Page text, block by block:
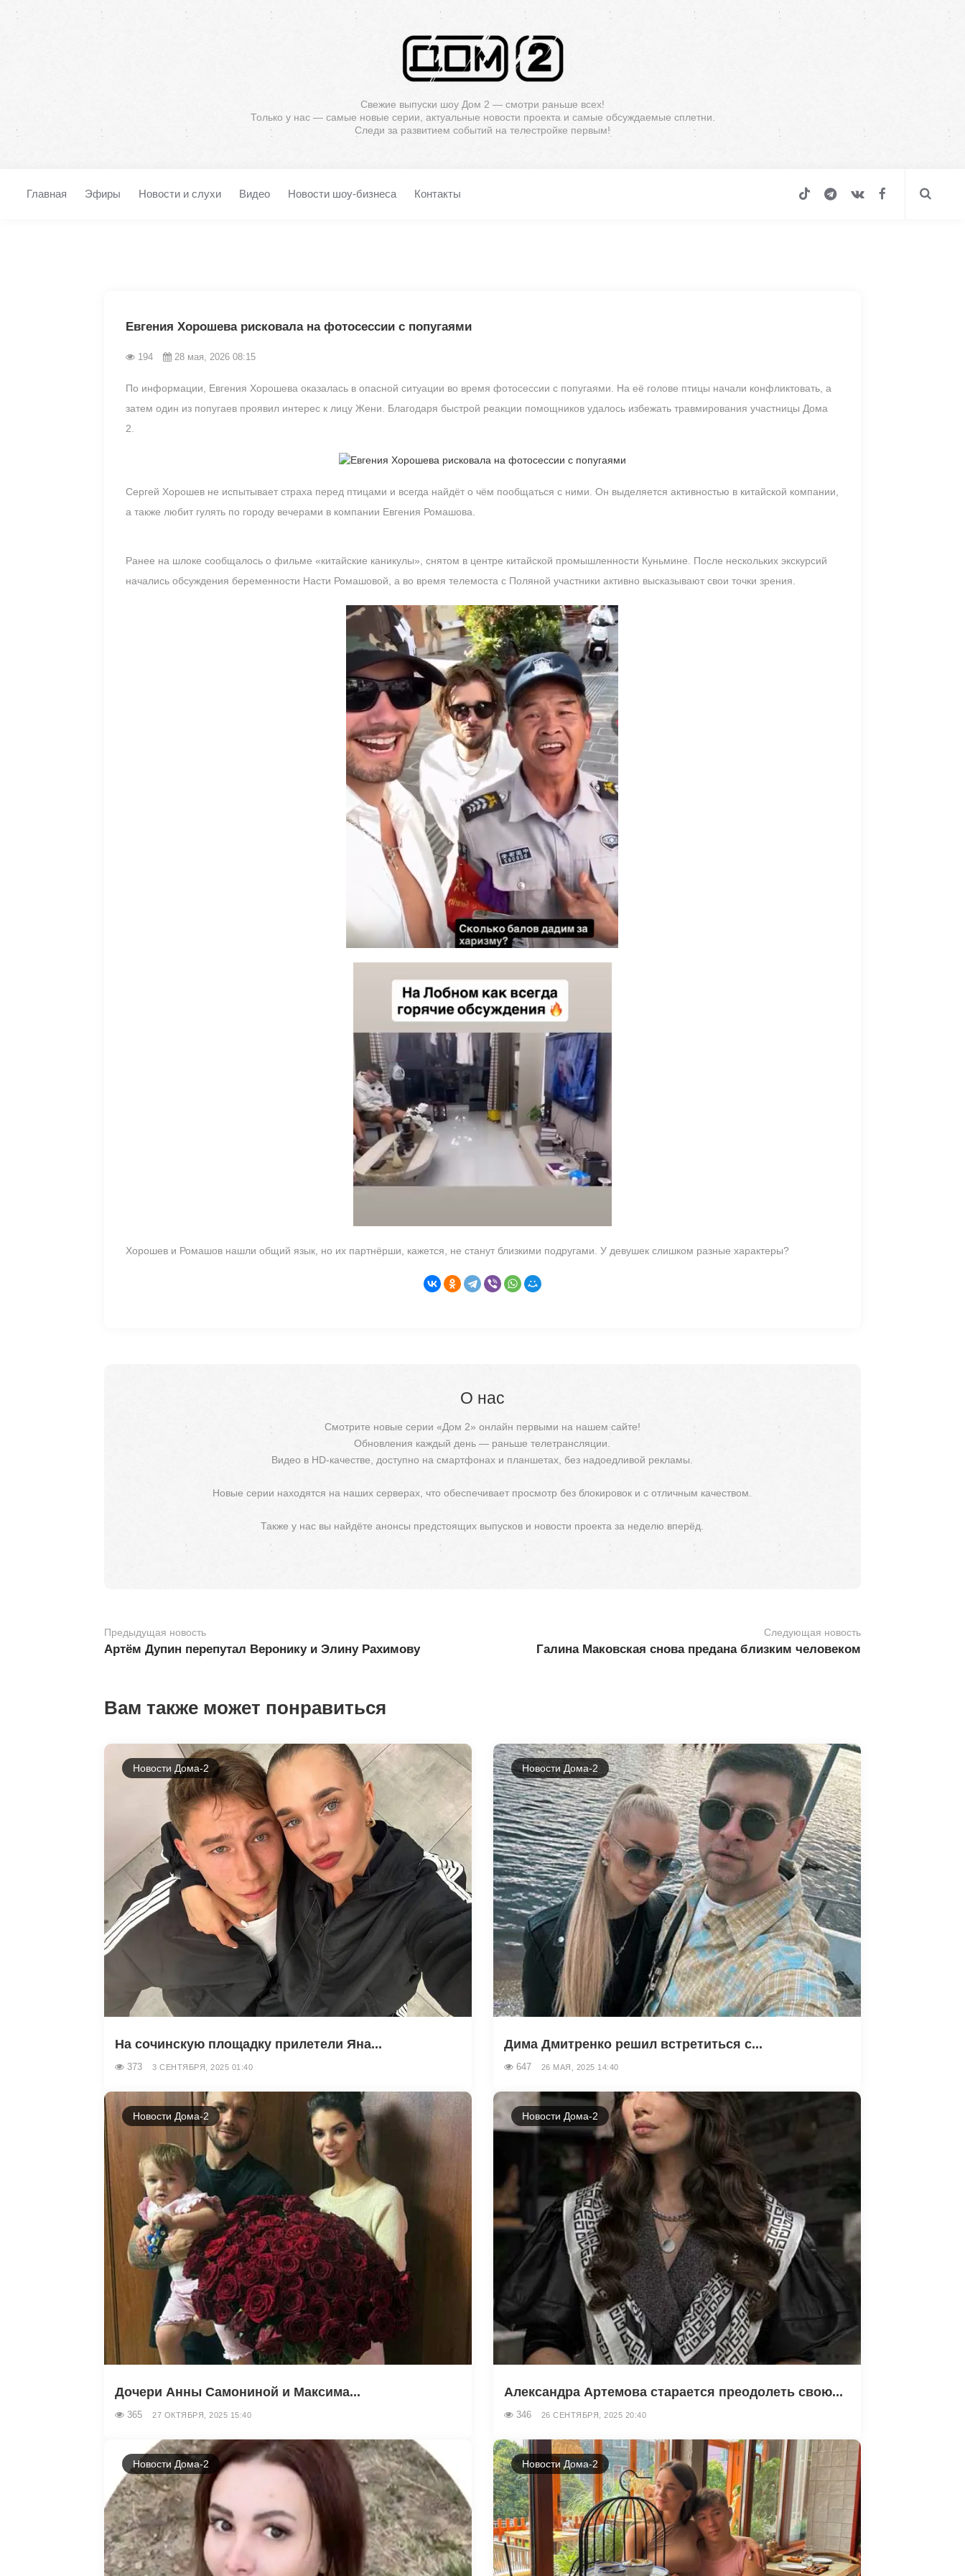
Свежие выпуски шоу Дом 2 — смотри раньше всех!
Только у нас — самые новые серии, актуальные новости проекта и самые обсуждаемые сплетни.
Следи за развитием событий на телестройке первым!
Главная Эфиры Новости и слухи Видео Новости шоу-бизнеса Контакты
Евгения Хорошева рисковала на фотосессии с попугаями
194 28 мая, 2026 08:15
По информации, Евгения Хорошева оказалась в опасной ситуации во время фотосессии с попугаями. На её голове птицы начали конфликтовать, а
затем один из попугаев проявил интерес к лицу Жени. Благодаря быстрой реакции помощников удалось избежать травмирования участницы Дома
2.
Сергей Хорошев не испытывает страха перед птицами и всегда найдёт о чём пообщаться с ними. Он выделяется активностью в китайской компании,
а также любит гулять по городу вечерами в компании Евгения Ромашова.
Ранее на шлоке сообщалось о фильме «китайские каникулы», снятом в центре китайской промышленности Куньмине. После нескольких экскурсий
начались обсуждения беременности Насти Ромашовой, а во время телемоста с Поляной участники активно высказывают свои точки зрения.
Хорошев и Ромашов нашли общий язык, но их партнёрши, кажется, не станут близкими подругами. У девушек слишком разные характеры?
О нас
Смотрите новые серии «Дом 2» онлайн первыми на нашем сайте!
Обновления каждый день — раньше телетрансляции.
Видео в HD-качестве, доступно на смартфонах и планшетах, без надоедливой рекламы.
Новые серии находятся на наших серверах, что обеспечивает просмотр без блокировок и с отличным качеством.
Также у нас вы найдёте анонсы предстоящих выпусков и новости проекта за неделю вперёд.
Предыдущая новость
Артём Дупин перепутал Веронику и Элину Рахимову
Следующая новость
Галина Маковская снова предана близким человеком
Вам также может понравиться
Новости Дома-2
На сочинскую площадку прилетели Яна...
373 3 СЕНТЯБРЯ, 2025 01:40
Новости Дома-2
Дима Дмитренко решил встретиться с...
647 26 МАЯ, 2025 14:40
Новости Дома-2
Дочери Анны Самониной и Максима...
365 27 ОКТЯБРЯ, 2025 15:40
Новости Дома-2
Александра Артемова старается преодолеть свою...
346 26 СЕНТЯБРЯ, 2025 20:40
Новости Дома-2 Новости Дома-2